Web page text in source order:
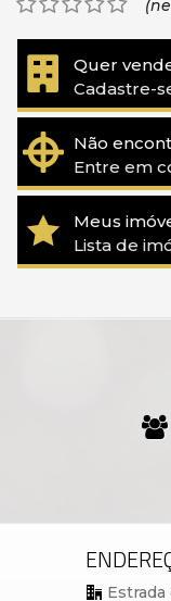
Quer
Cadastre-
Não
Entre em
Meus
Lista de
Estrada